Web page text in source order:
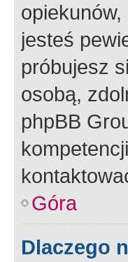
jesteś
próbujesz
osobą,
phpBB
Góra
Dlaczego